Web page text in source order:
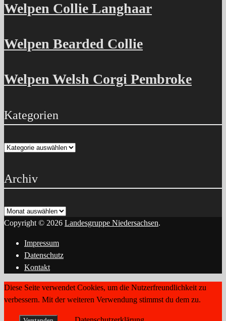
Welpen Collie Langhaar
Welpen Bearded Collie
Welpen Welsh Corgi Pembroke
Kategorien
Kategorien
Archiv
Archiv
Copyright © 2026 Landesgruppe Niedersachsen.
Impressum
Datenschutz
Kontakt
Diese Seite verwendet Cookies, um die Nutzerfreundlichkeit zu
verbessern. Mit der weiteren Verwendung stimmst du dem zu.